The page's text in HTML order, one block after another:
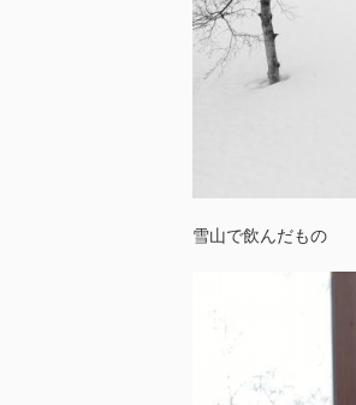
雪山で飲んだもの